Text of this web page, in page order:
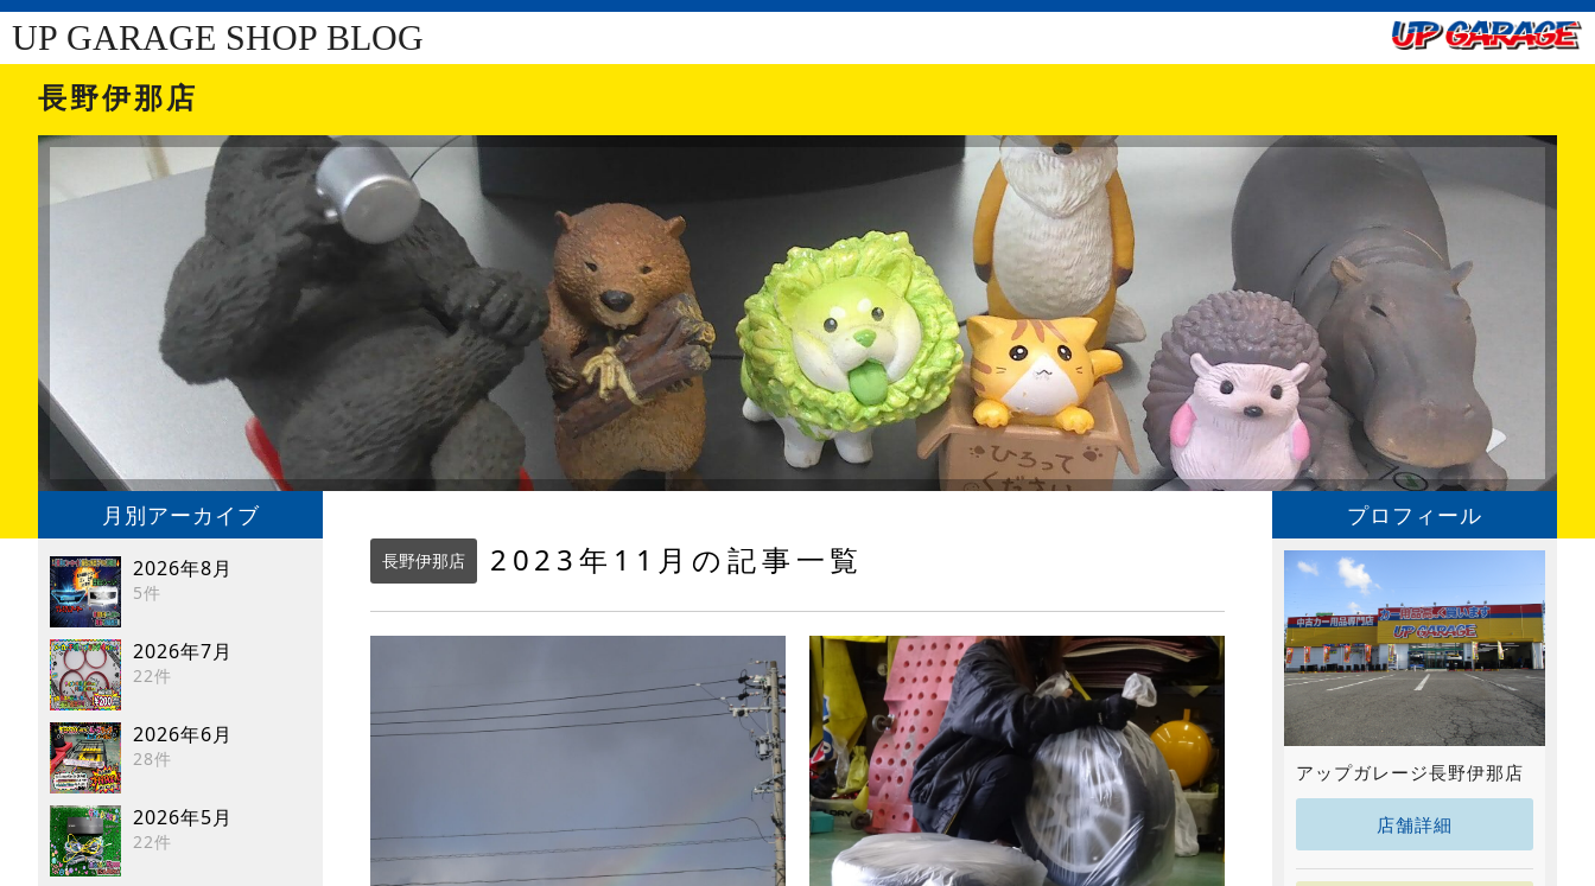
UP GARAGE SHOP BLOG
長野伊那店
月別アーカイブ
2026年8月
5件
2026年7月
22件
2026年6月
28件
2026年5月
22件
長野伊那店 2023年11月の記事一覧
プロフィール
アップガレージ長野伊那店
店舗詳細